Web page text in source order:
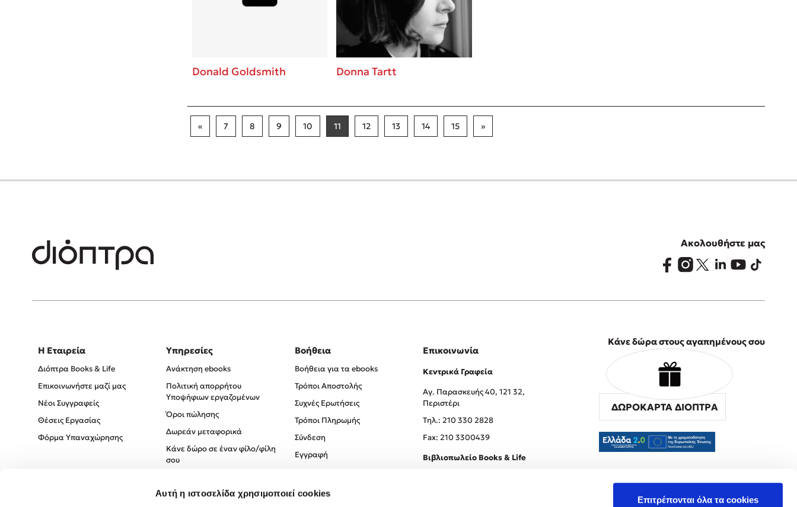
Αυτή η ιστοσελίδα χρησιμοποιεί cookies
Επιτρέπονται όλα τα cookies
Donald Goldsmith Donna Tartt
« 7 8 9 10 11 12 13 14 15 »
Ακολουθήστε μας
Η Εταιρεία
Διόπτρα Books & Life
Επικοινωνήστε μαζί μας
Νέοι Συγγραφείς
Θέσεις Εργασίας
Φόρμα Υπαναχώρησης
Υπηρεσίες
Ανάκτηση ebooks
Πολιτική απορρήτου
Υποψήφιων εργαζομένων
Όροι πώλησης
Δωρεάν μεταφορικά
Κάνε δώρο σε έναν φίλο/φίλη
σου
Πολιτική Απορρήτου
Βοήθεια
Βοήθεια για τα ebooks
Τρόποι Αποστολής
Συχνές Ερωτήσεις
Τρόποι Πληρωμής
Σύνδεση
Εγγραφή
Επικοινωνία
Κεντρικά Γραφεία
Αγ. Παρασκευής 40, 121 32,
Περιστέρι
Tηλ.: 210 330 2828
Fax: 210 3300439
Βιβλιοπωλείο Books & Life
Κάνε δώρα στους αγαπημένους σου
ΔΩΡΟΚΑΡΤΑ ΔΙΟΠΤΡΑ